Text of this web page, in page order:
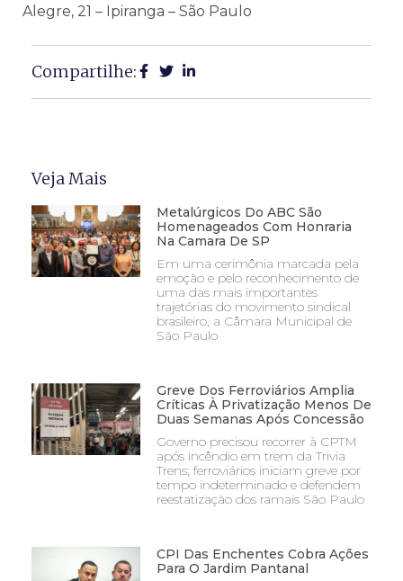
Alegre, 21 – Ipiranga – São Paulo
Compartilhe:
Veja Mais
Metalúrgicos Do ABC São
Homenageados Com Honraria
Na Camara De SP
Em uma cerimônia marcada pela
emoção e pelo reconhecimento de
uma das mais importantes
trajetórias do movimento sindical
brasileiro, a Câmara Municipal de
São Paulo
Greve Dos Ferroviários Amplia
Críticas À Privatização Menos De
Duas Semanas Após Concessão
Governo precisou recorrer à CPTM
após incêndio em trem da Trivia
Trens; ferroviários iniciam greve por
tempo indeterminado e defendem
reestatização dos ramais São Paulo
CPI Das Enchentes Cobra Ações
Para O Jardim Pantanal